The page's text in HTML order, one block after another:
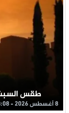
طقس
8 أغسطس 2026 - 8:08